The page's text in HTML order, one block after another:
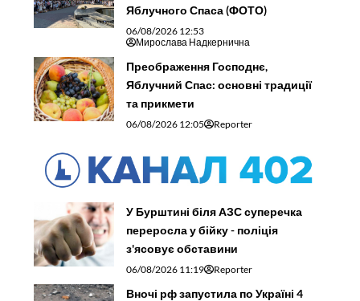
Яблучного Спаса (ФОТО)
06/08/2026 12:53
Мирослава Надкернична
Преображення Господнє,
Яблучний Спас: основні традиції
та прикмети
06/08/2026 12:05 Reporter
У Бурштині біля АЗС суперечка
переросла у бійку - поліція
з'ясовує обставини
06/08/2026 11:19 Reporter
Вночі рф запустила по Україні 4